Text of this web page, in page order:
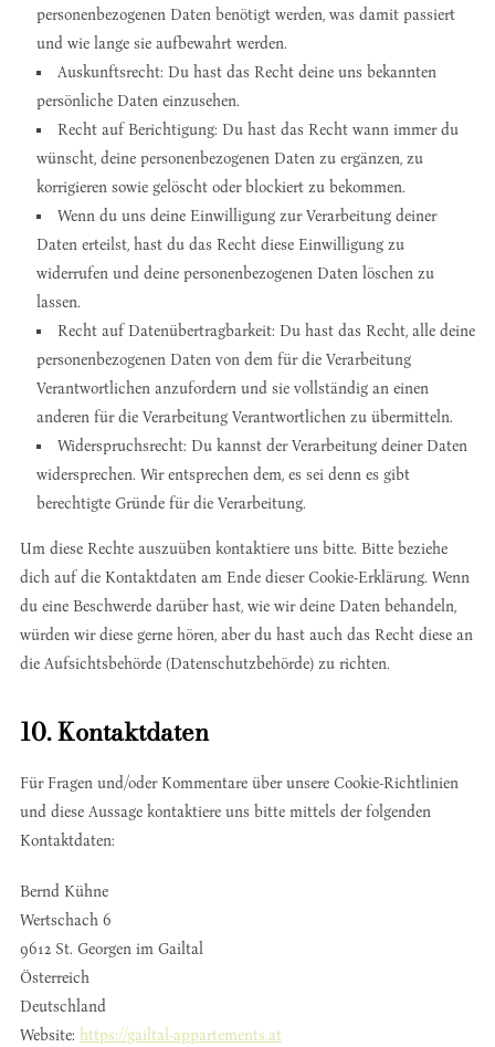
personenbezogenen Daten benötigt werden, was damit passiert
und wie lange sie aufbewahrt werden.
Auskunftsrecht: Du hast das Recht deine uns bekannten
persönliche Daten einzusehen.
Recht auf Berichtigung: Du hast das Recht wann immer du
wünscht, deine personenbezogenen Daten zu ergänzen, zu
korrigieren sowie gelöscht oder blockiert zu bekommen.
Wenn du uns deine Einwilligung zur Verarbeitung deiner
Daten erteilst, hast du das Recht diese Einwilligung zu
widerrufen und deine personenbezogenen Daten löschen zu
lassen.
Recht auf Datenübertragbarkeit: Du hast das Recht, alle deine
personenbezogenen Daten von dem für die Verarbeitung
Verantwortlichen anzufordern und sie vollständig an einen
anderen für die Verarbeitung Verantwortlichen zu übermitteln.
Widerspruchsrecht: Du kannst der Verarbeitung deiner Daten
widersprechen. Wir entsprechen dem, es sei denn es gibt
berechtigte Gründe für die Verarbeitung.
Um diese Rechte auszuüben kontaktiere uns bitte. Bitte beziehe
dich auf die Kontaktdaten am Ende dieser Cookie-Erklärung. Wenn
du eine Beschwerde darüber hast, wie wir deine Daten behandeln,
würden wir diese gerne hören, aber du hast auch das Recht diese an
die Aufsichtsbehörde (Datenschutzbehörde) zu richten.
10. Kontaktdaten
Für Fragen und/oder Kommentare über unsere Cookie-Richtlinien
und diese Aussage kontaktiere uns bitte mittels der folgenden
Kontaktdaten:
Bernd Kühne
Wertschach 6
9612 St. Georgen im Gailtal
Österreich
Deutschland
Website: https://gailtal-appartements.at